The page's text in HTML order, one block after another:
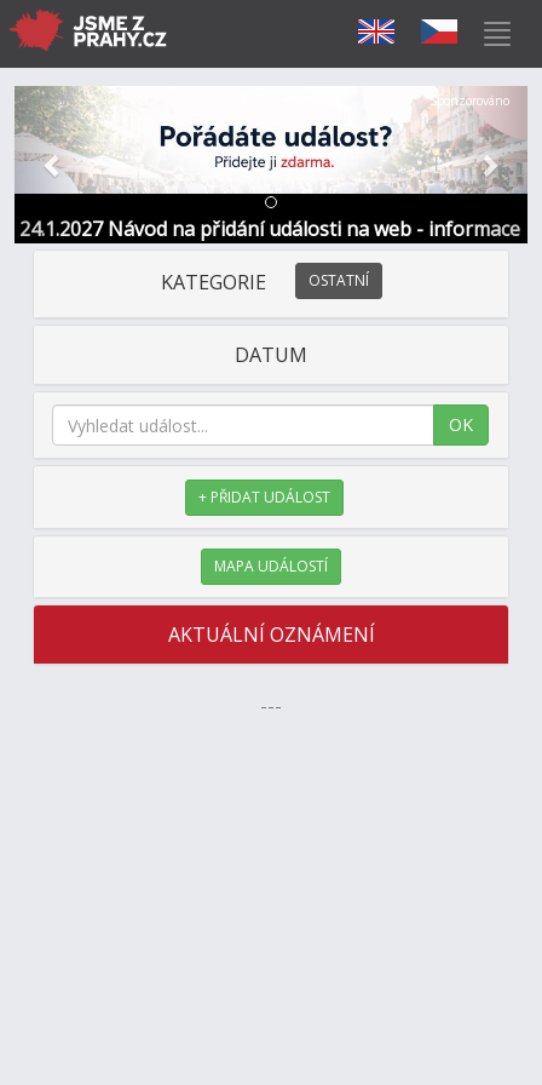
24.1.2027 Návod na přidání události na web - informace
a kontakt
Předchozí Další
Sponzorováno
KATEGORIE OSTATNÍ
DATUM
OK
+ PŘIDAT UDÁLOST
MAPA UDÁLOSTÍ
AKTUÁLNÍ OZNÁMENÍ
---